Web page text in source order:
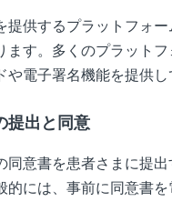
提供するプラットフォ
ます。多くのプラット
や電子署名機能を提供し
提出と同意
同意書を患者さまに提
的には、事前に同意書